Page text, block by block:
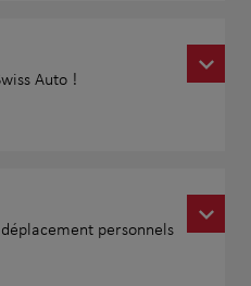
Auto !
personnels